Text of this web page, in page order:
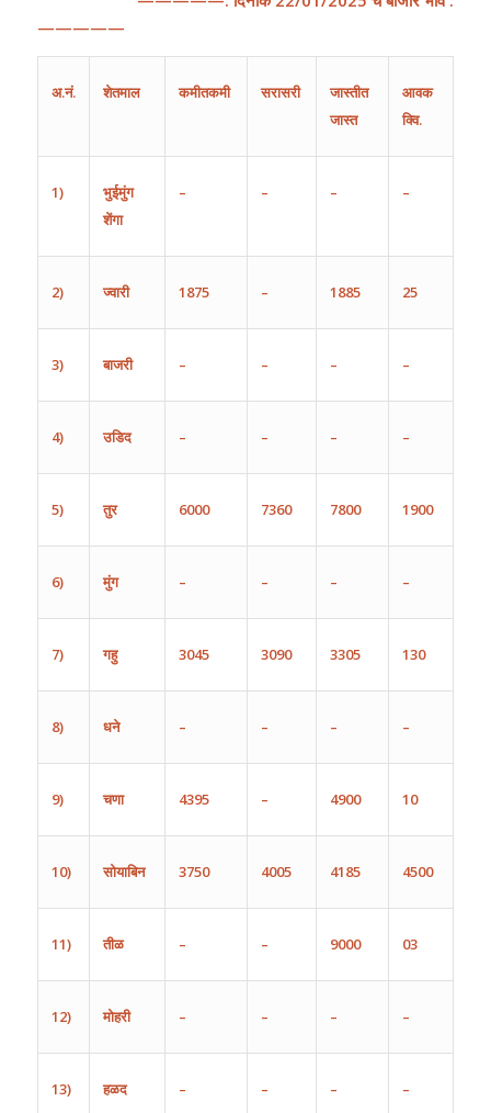
—————
अ.नं. शेतमाल कमीतकमी सरासरी
जास्तीत
जास्त
आवक
क्वि.
1)
भुईमुंग
शेंगा
– – – –
2) ज्वारी 1875 – 1885 25
3) बाजरी – – – –
4) उडिद – – – –
5) तुर 6000 7360 7800 1900
6) मुंग – – – –
7) गहु 3045 3090 3305 130
8) धने – – – –
9) चणा 4395 – 4900 10
10) सोयाबिन 3750 4005 4185 4500
11) तीळ – – 9000 03
12) मोहरी – – – –
13) हळद – – – –